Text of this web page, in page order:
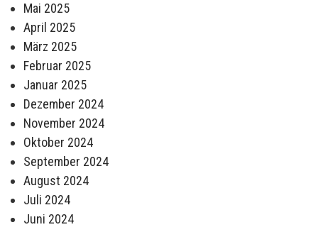
Mai 2025
April 2025
März 2025
Februar 2025
Januar 2025
Dezember 2024
November 2024
Oktober 2024
September 2024
August 2024
Juli 2024
Juni 2024